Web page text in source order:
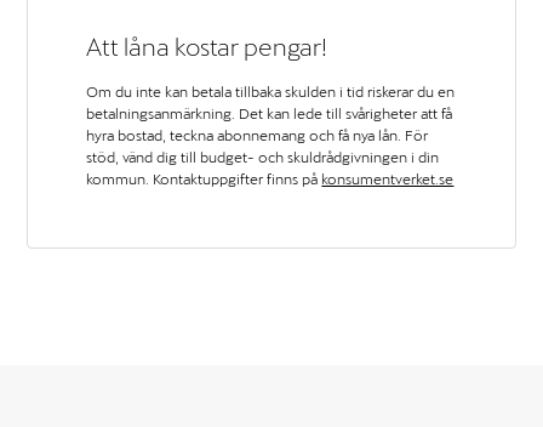
Att låna kostar pengar!
Om du inte kan betala tillbaka skulden i tid riskerar du en
betalningsanmärkning. Det kan lede till svårigheter att få
hyra bostad, teckna abonnemang och få nya lån. För
stöd, vänd dig till budget- och skuldrådgivningen i din
kommun. Kontaktuppgifter finns på konsumentverket.se